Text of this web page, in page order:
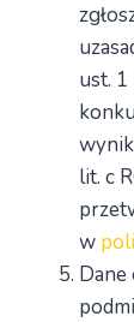
ust. 1
lit. c
w